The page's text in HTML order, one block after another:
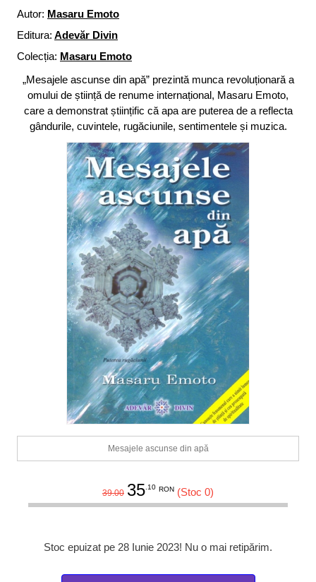
Autor: Masaru Emoto
Editura: Adevăr Divin
Colecția: Masaru Emoto
„Mesajele ascunse din apă” prezintă munca revoluționară a
omului de știință de renume internațional, Masaru Emoto,
care a demonstrat științific că apa are puterea de a reflecta
gândurile, cuvintele, rugăciunile, sentimentele și muzica.
Mesajele ascunse din apă
39.00 35.10 RON (Stoc 0)
Stoc epuizat pe 28 Iunie 2023! Nu o mai retipărim.